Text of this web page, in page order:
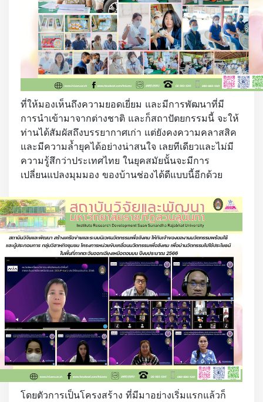
ที่ให้มองเห็นถึงความยอดเยี่ยม และมีการพัฒนาที่มี
การนำเข้ามาจากต่างชาติ และก็สถาปัตยกรรมนี้ จะให้
ท่านได้สัมผัสถึงบรรยากาศเก่า แต่ยังคงความคลาสสิค
และมีความล้ำยุคได้อย่างน่าสนใจ เลยทีเดียวและไม่มี
ความรู้สึกว่าประเทศไทย ในยุคสมัยนั้นจะมีการ
เปลี่ยนแปลงมุมมอง ของบ้านช่องได้ดีแบบนี้อีกด้วย
โดยตัวการเป็นโครงสร้าง ที่มีมาอย่างเริ่มแรกแล้วก็